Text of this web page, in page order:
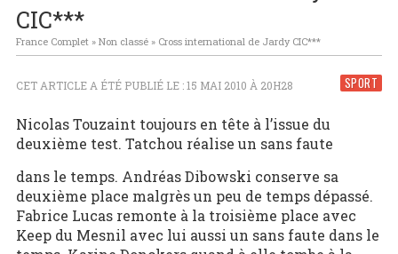
CIC***
France Complet» Non classé» Cross international de Jardy CIC***
SPORT
CET ARTICLE A ÉTÉ PUBLIÉ LE : 15 MAI 2010 À 20H28
Nicolas Touzaint toujours en tête à l’issue du
deuxième test. Tatchou réalise un sans faute
dans le temps. Andréas Dibowski conserve sa
deuxième place malgrès un peu de temps dépassé.
Fabrice Lucas remonte à la troisième place avec
Keep du Mesnil avec lui aussi un sans faute dans le